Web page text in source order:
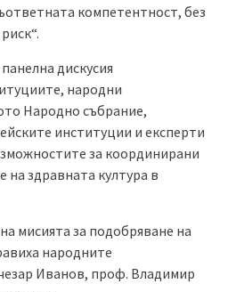
компетентност, без
дискусия
народни
Народно събрание,
институции и експерти
за координирани
на здравната култура в
мисията за подобряване на
народните
Иванов, проф. Владимир